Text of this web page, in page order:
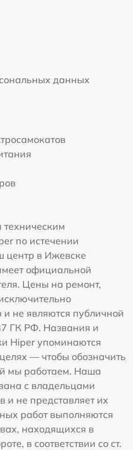
данных
по истечении
центр в Ижевске
официальной
Цены на ремонт,
не являются публичной
ГК РФ. Названия и
Hiper упоминаются
— чтобы обозначить
мы работаем. Наша
с владельцами
и не представляет их
работ выполняются
находящихся в
в соответствии со ст.